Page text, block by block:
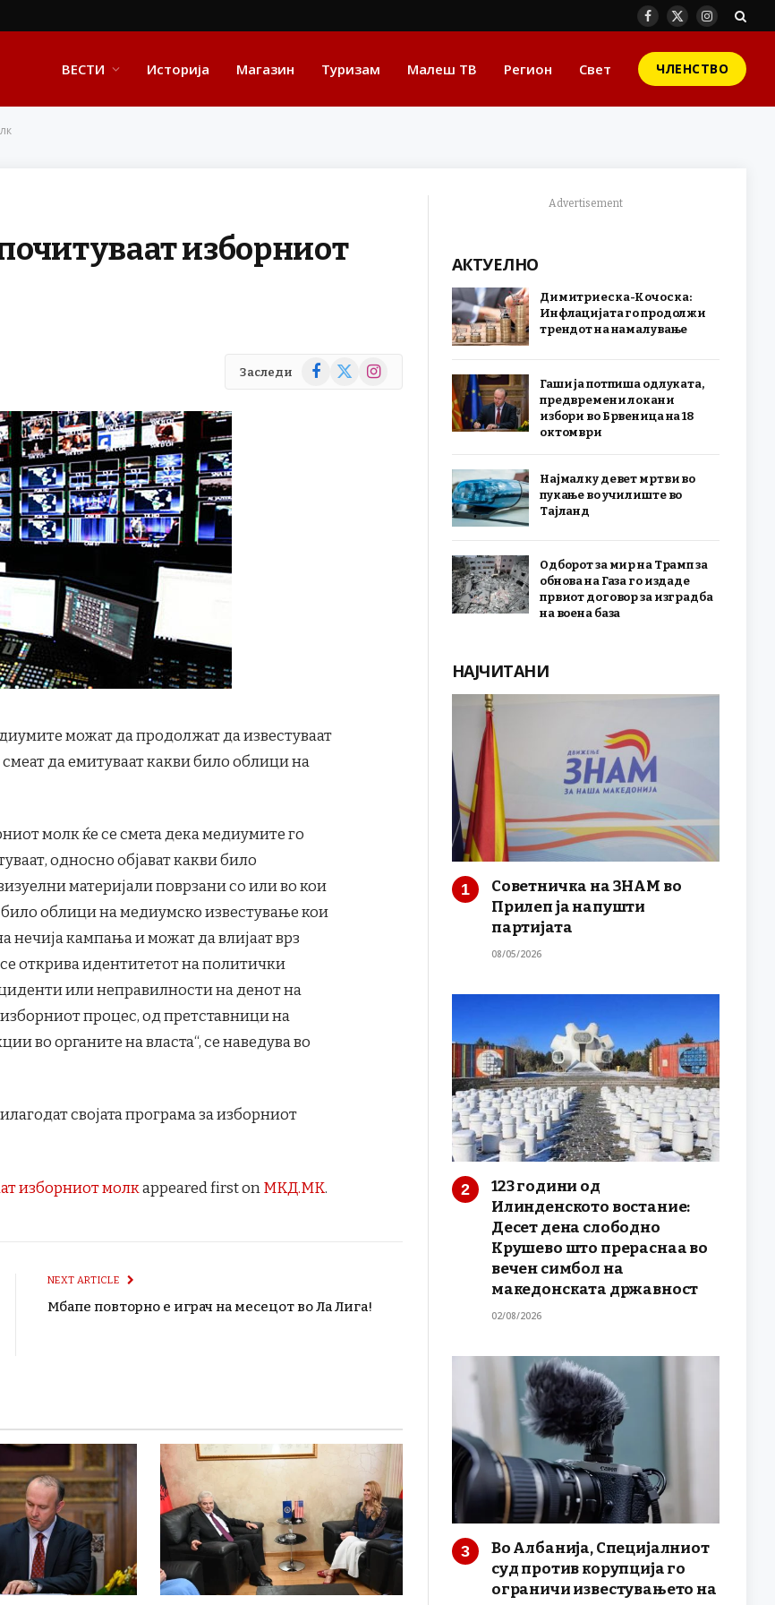
Facebook
X
Instagram
ВЕСТИ Историја Магазин Туризам Малеш ТВ Регион Свет ЧЛЕНСТВО
изборниот
Заследи Facebook
X
Instagram
можат да продолжат да известуваат
да емитуваат какви било облици на
молк ќе се смета дека медиумите го
односно објават какви било
материјали поврзани со или во кои
облици на медиумско известување кои
нечија кампања и можат да влијаат врз
открива идентитетот на политички
или неправилности на денот на
процес, од претставници на
во органите на власта“, се наведува во
својата програма за изборниот
изборниот молк appeared first on МКД.МК.
NEXT ARTICLE
Мбапе повторно е играч на месецот во Ла Лига!
Advertisement
АКТУЕЛНО
Димитриеска-Кочоска:
Инфлацијата го продолжи
трендот на намалување
Гаши ја потпиша одлуката,
предвремени локани
избори во Брвеница на 18
октомври
Најмалку девет мртви во
пукање во училиште во
Тајланд
Одборот за мир на Трамп за
обнова на Газа го издаде
првиот договор за изградба
на воена база
НАЈЧИТАНИ
Советничка на ЗНАМ во
Прилеп ја напушти
партијата
08/05/2026
123 години од
Илинденското востание:
Десет дена слободно
Крушево што прераснаа во
вечен симбол на
македонската државност
02/08/2026
Во Албанија, Специјалниот
суд против корупција го
ограничи известувањето на